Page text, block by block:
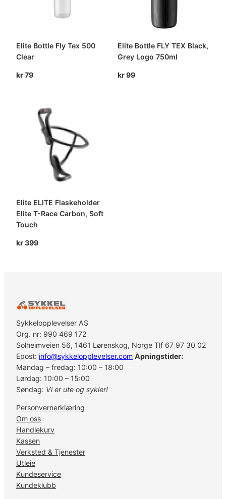
Elite Bottle Fly Tex 500
Clear
kr79
Elite Bottle FLY TEX Black,
Grey Logo 750ml
kr99
Elite ELITE Flaskeholder
Elite T-Race Carbon, Soft
Touch
kr399
Sykkelopplevelser AS
Org. nr: 990 469 172
Solheimveien 56, 1461 Lørenskog, Norge Tlf 67 97 30 02
Epost: info@sykkelopplevelser.com Åpningstider:
Mandag – fredag: 10:00 – 18:00
Lørdag: 10:00 – 15:00
Søndag: Vi er ute og sykler!
Personvernerklæring
Om oss
Handlekurv
Kassen
Verksted & Tjenester
Utleie
Kundeservice
Kundeklubb